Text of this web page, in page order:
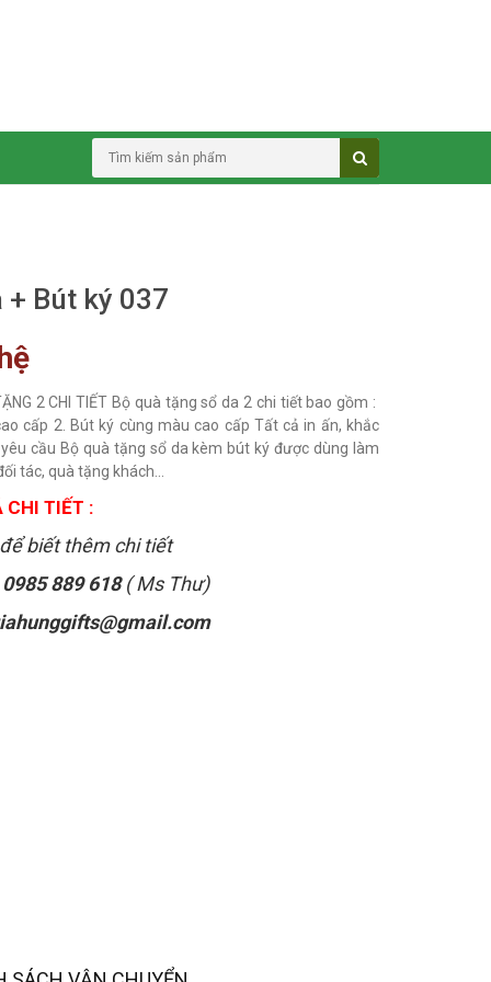
+ Bút ký 037
2 CHI TIẾT Bộ quà tặng sổ da 2 chi tiết bao gồm :
cấp 2. Bút ký cùng màu cao cấp Tất cả in ấn, khắc
cầu Bộ quà tặng sổ da kèm bút ký được dùng làm
tác, quà tặng khách...
CHI TIẾT :
biết thêm chi tiết
0985 889 618( Ms Thư)